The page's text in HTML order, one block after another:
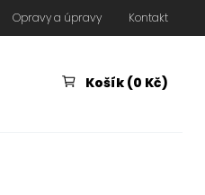
Opravy a úpravy Kontakt
Košík (0 Kč)